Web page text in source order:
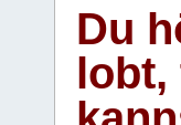
Du
lobt,